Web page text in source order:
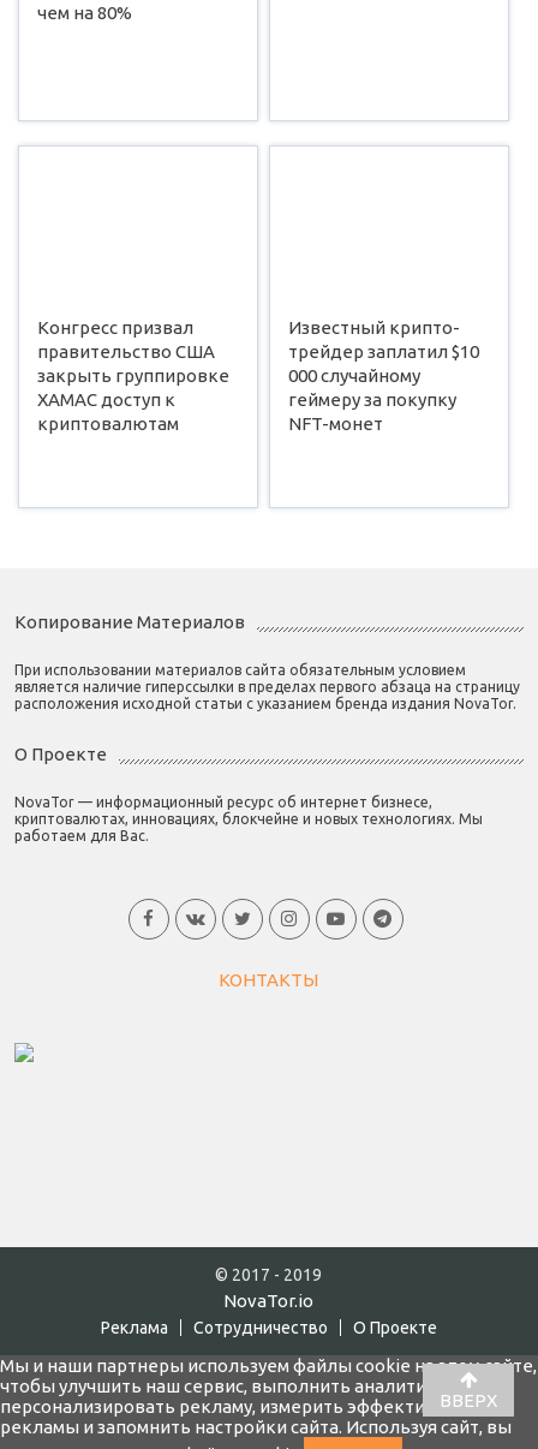
чем на 80%
Конгресс призвал
правительство США
закрыть группировке
ХАМАС доступ к
криптовалютам
Известный крипто-
трейдер заплатил $10
000 случайному
геймеру за покупку
NFT-монет
Копирование Материалов
При использовании материалов сайта обязательным условием
является наличие гиперссылки в пределах первого абзаца на страницу
расположения исходной статьи с указанием бренда издания NovaTor.
О Проекте
NovaTor — информационный ресурс об интернет бизнесе,
криптовалютах, инновациях, блокчейне и новых технологиях. Мы
работаем для Вас.
КОНТАКТЫ
© 2017 - 2019
NovaTor.io
Реклама Cотрудничество О Проекте
ВВЕРХ
Мы и наши партнеры используем файлы cookie на этом сайте,
чтобы улучшить наш сервис, выполнить аналитику,
персонализировать рекламу, измерить эффективность
рекламы и запомнить настройки сайта. Используя сайт, вы